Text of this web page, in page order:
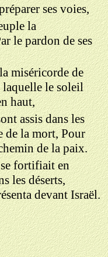
ses voies,
la
le pardon de ses
miséricorde de
le soleil
haut,
assis dans les
de la mort, Pour
de la paix.
fortifiait en
les déserts,
devant Israël.